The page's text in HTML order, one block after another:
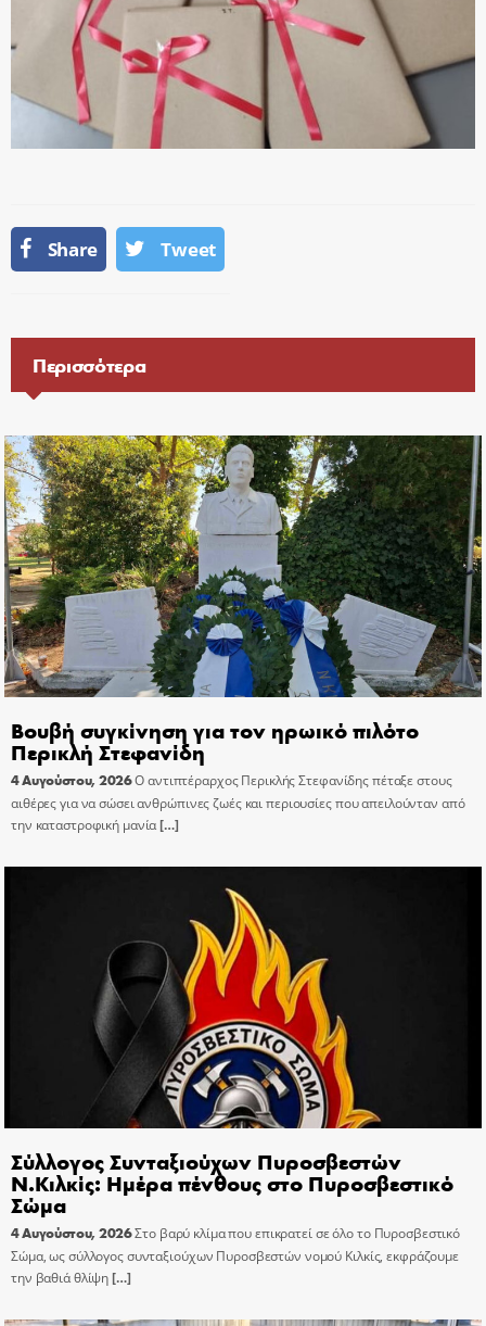
Share Tweet
Περισσότερα
Βουβή συγκίνηση για τον ηρωικό πιλότο
Περικλή Στεφανίδη
4 Αυγούστου, 2026Ο αντιπτέραρχος Περικλής Στεφανίδης πέταξε στους
αιθέρες για να σώσει ανθρώπινες ζωές και περιουσίες που απειλούνταν από
την καταστροφική μανία[…]
Σύλλογος Συνταξιούχων Πυροσβεστών
Ν.Κιλκίς: Ημέρα πένθους στο Πυροσβεστικό
Σώμα
4 Αυγούστου, 2026Στο βαρύ κλίμα που επικρατεί σε όλο το Πυροσβεστικό
Σώμα, ως σύλλογος συνταξιούχων Πυροσβεστών νομού Κιλκίς, εκφράζουμε
την βαθιά θλίψη[…]